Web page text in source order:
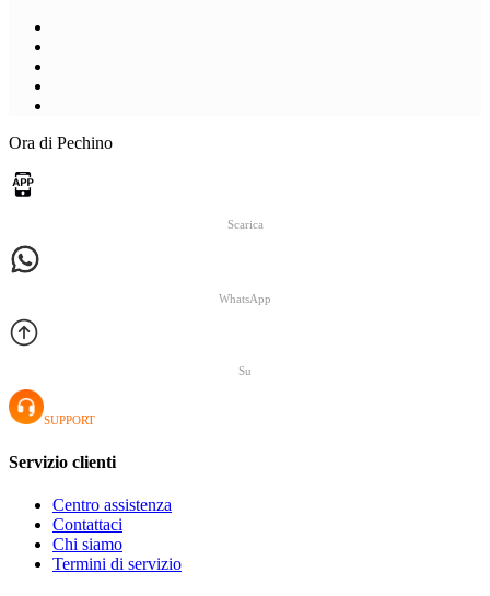
Ora di Pechino
Scarica
WhatsApp
Su
SUPPORT
Servizio clienti
Centro assistenza
Contattaci
Chi siamo
Termini di servizio